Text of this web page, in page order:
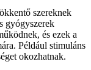
szereknek
gyógyszerek
és ezek a
Például stimuláns
okozhatnak.